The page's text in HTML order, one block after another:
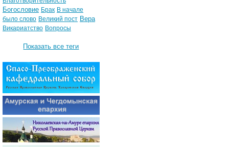
Богословие Брак В начале
было слово Великий пост Вера
Викариатство Вопросы
Показать все теги